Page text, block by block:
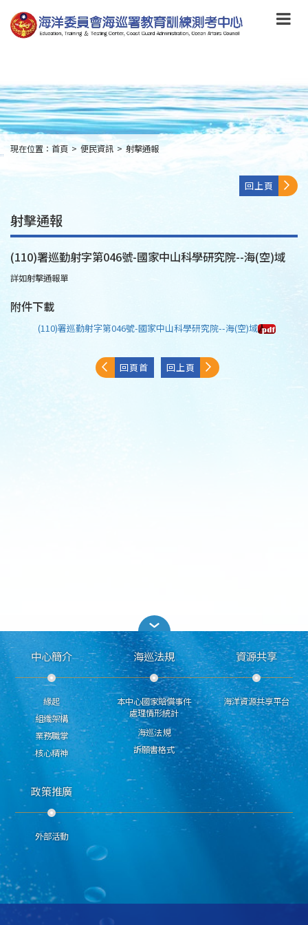
到
主
要
to
main
content
:::
現在位置： 首頁 > 便民資訊 > 射擊通報
回上頁
射擊通報
(110)署巡勤射字第046號-國家中山科學研究院--海(空)域
詳如射擊通報單
附件下載
(110)署巡勤射字第046號-國家中山科學研究院--海(空)域
回頁首 回上頁
中心簡介
緣起
組織架構
業務職掌
核心精神
海巡法規
本中心國家賠償事件
處理情形統計
海巡法規
訴願書格式
資源共享
海洋資源共享平台
政策推廣
外部活動